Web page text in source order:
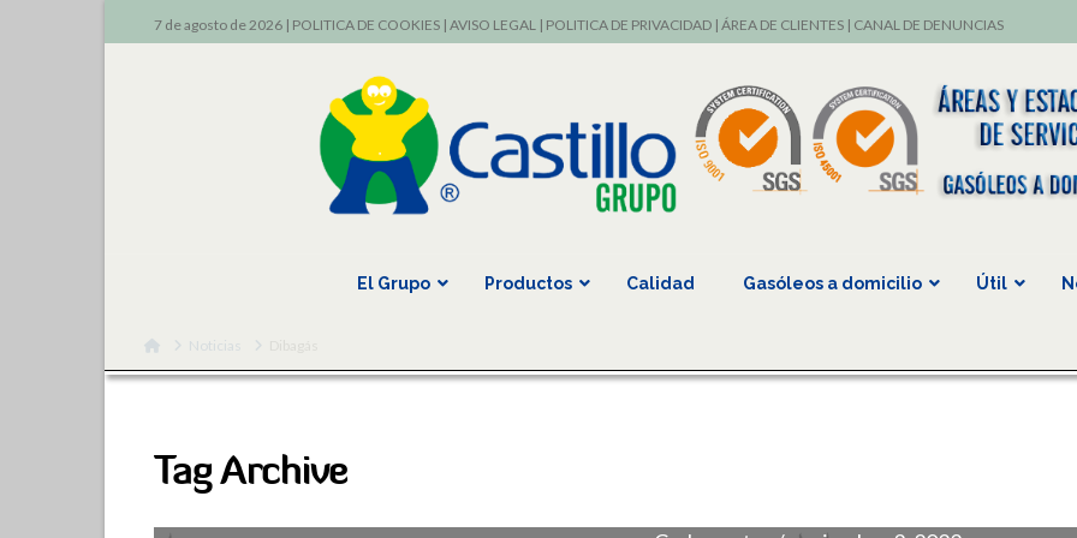
7 de agosto de 2026 | POLITICA DE COOKIES| AVISO LEGAL| POLITICA DE PRIVACIDAD| ÁREA DE CLIENTES| CANAL DE DENUNCIAS
El Grupo Productos Calidad Gasóleos a domicilio Útil
HomeNoticias
Tag Archive